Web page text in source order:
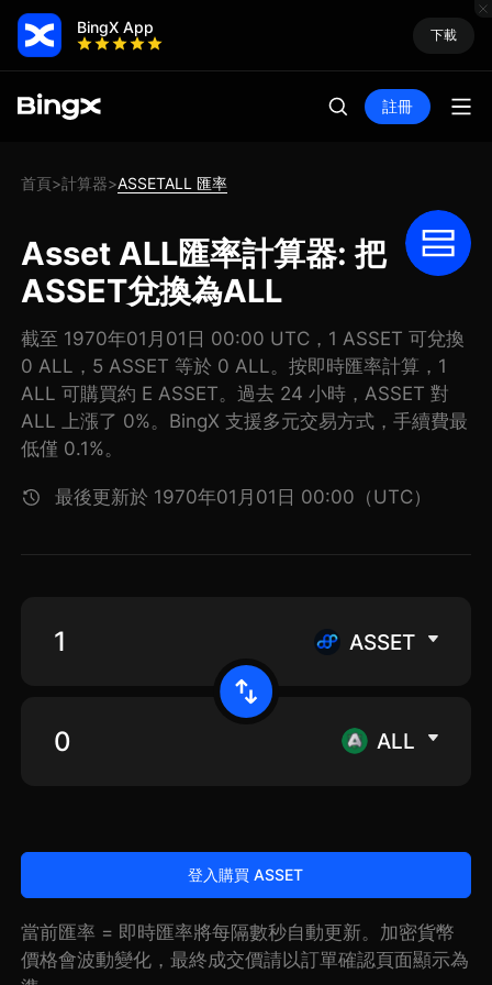
BingX App 下載
註冊
首頁>計算器>ASSETALL 匯率
Asset ALL匯率計算器: 把
ASSET兌換為ALL
截至 1970年01月01日 00:00 UTC，1 ASSET 可兌換
0 ALL，5 ASSET 等於 0 ALL。按即時匯率計算，1
ALL 可購買約 E ASSET。過去 24 小時，ASSET 對
ALL 上漲了 0%。BingX 支援多元交易方式，手續費最
低僅 0.1%。
最後更新於 1970年01月01日 00:00（UTC）
ASSET
ALL
登入購買 ASSET
當前匯率 = 即時匯率將每隔數秒自動更新。加密貨幣
價格會波動變化，最終成交價請以訂單確認頁面顯示為